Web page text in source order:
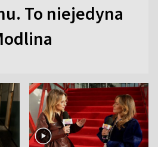
To niejedyna